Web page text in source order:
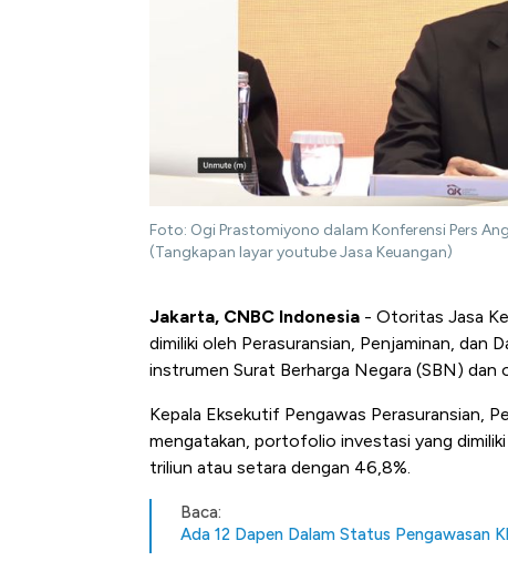
Foto: Ogi Prastomiyono dalam Konferensi Pers
(Tangkapan layar youtube Jasa Keuangan)
Jakarta, CNBC Indonesia - Otoritas Jasa
dimiliki oleh Perasuransian, Penjaminan, dan
instrumen Surat Berharga Negara (SBN) dan
Kepala Eksekutif Pengawas Perasuransian,
mengatakan, portofolio investasi yang
triliun atau setara dengan 46,8%.
Baca:
Ada 12 Dapen Dalam Status Pengawasan